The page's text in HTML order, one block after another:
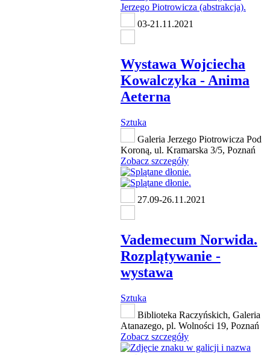
03-21.11.2021
Wystawa Wojciecha
Kowalczyka - Anima
Aeterna
Sztuka
Galeria Jerzego Piotrowicza Pod
Koroną, ul. Kramarska 3/5, Poznań
Zobacz szczegóły
27.09-26.11.2021
Vademecum Norwida.
Rozplątywanie -
wystawa
Sztuka
Biblioteka Raczyńskich, Galeria
Atanazego, pl. Wolności 19, Poznań
Zobacz szczegóły